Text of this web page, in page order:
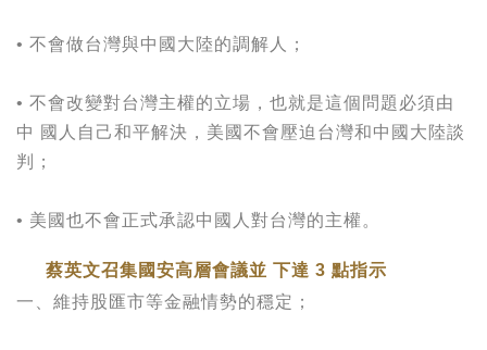
• 不會做台灣與中國大陸的調解人；
• 不會改變對台灣主權的立場，也就是這個問題必須由
中 國人自己和平解決，美國不會壓迫台灣和中國大陸談
判；
• 美國也不會正式承認中國人對台灣的主權。
蔡英文召集國安高層會議並 下達 3 點指示
一、維持股匯市等金融情勢的穩定；